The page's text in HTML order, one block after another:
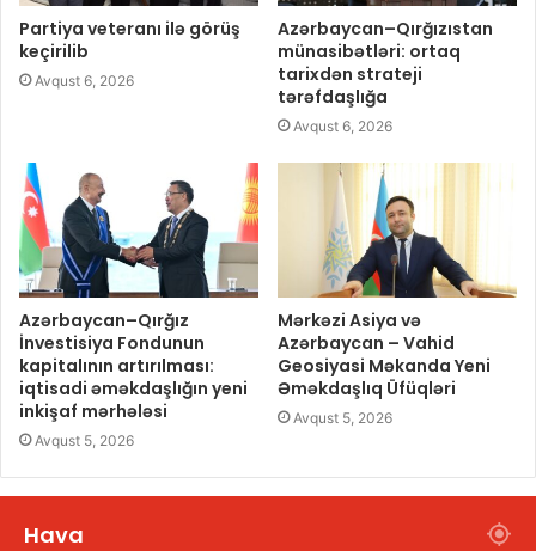
Partiya veteranı ilə görüş
keçirilib
Avqust 6, 2026
Azərbaycan–Qırğızıstan
münasibətləri: ortaq
tarixdən strateji
tərəfdaşlığa
Avqust 6, 2026
Azərbaycan–Qırğız
İnvestisiya Fondunun
kapitalının artırılması:
iqtisadi əməkdaşlığın yeni
inkişaf mərhələsi
Avqust 5, 2026
Mərkəzi Asiya və
Azərbaycan – Vahid
Geosiyasi Məkanda Yeni
Əməkdaşlıq Üfüqləri
Avqust 5, 2026
Hava